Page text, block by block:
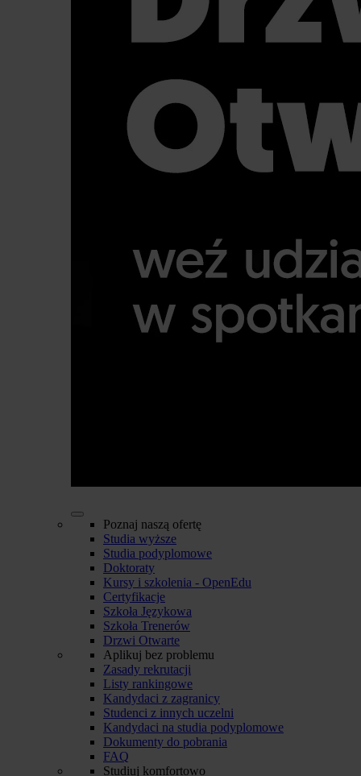
Poznaj naszą ofertę
Studia wyższe
Studia podyplomowe
Doktoraty
Kursy i szkolenia - OpenEdu
Certyfikacje
Szkoła Językowa
Szkoła Trenerów
Drzwi Otwarte
Aplikuj bez problemu
Zasady rekrutacji
Listy rankingowe
Kandydaci z zagranicy
Studenci z innych uczelni
Kandydaci na studia podyplomowe
Dokumenty do pobrania
FAQ
Studiuj komfortowo